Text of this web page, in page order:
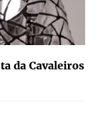
da Cavaleiros